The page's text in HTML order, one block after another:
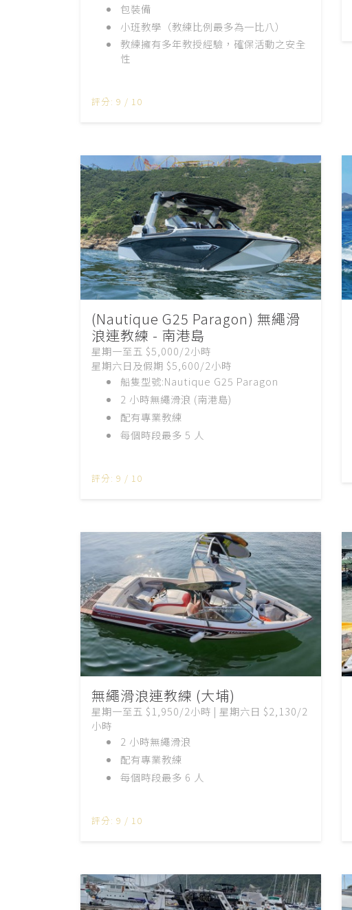
包裝備
小班教學（教練比例最多為一比八）
教練擁有多年教授經驗，確保活動之安全
性
評分: 9 / 10
(Nautique G25 Paragon) 無繩滑
浪連教練 - 南港島
星期一至五 $5,000/2小時
星期六日及假期 $5,600/2小時
船隻型號:Nautique G25 Paragon
2 小時無繩滑浪 (南港島)
配有專業教練
每個時段最多 5 人
評分: 9 / 10
無繩滑浪連教練 (大埔)
星期一至五 $1,950/2小時 | 星期六日 $2,130/2
小時
2 小時無繩滑浪
配有專業教練
每個時段最多 6 人
評分: 9 / 10